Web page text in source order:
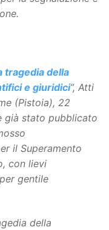
tragedia della
e giuridici”, Atti
(Pistoia), 22
già stato pubblicato
il Superamento
con lievi
gentile
della